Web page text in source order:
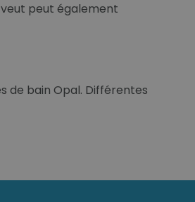
peut également
de bain Opal. Différentes